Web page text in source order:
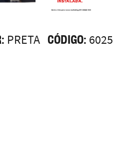
PRETA CÓDIGO: 6025